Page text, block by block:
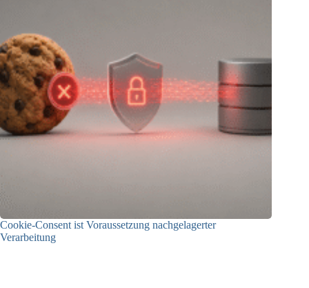
Cookie-Consent ist Voraussetzung nachgelagerter
Verarbeitung